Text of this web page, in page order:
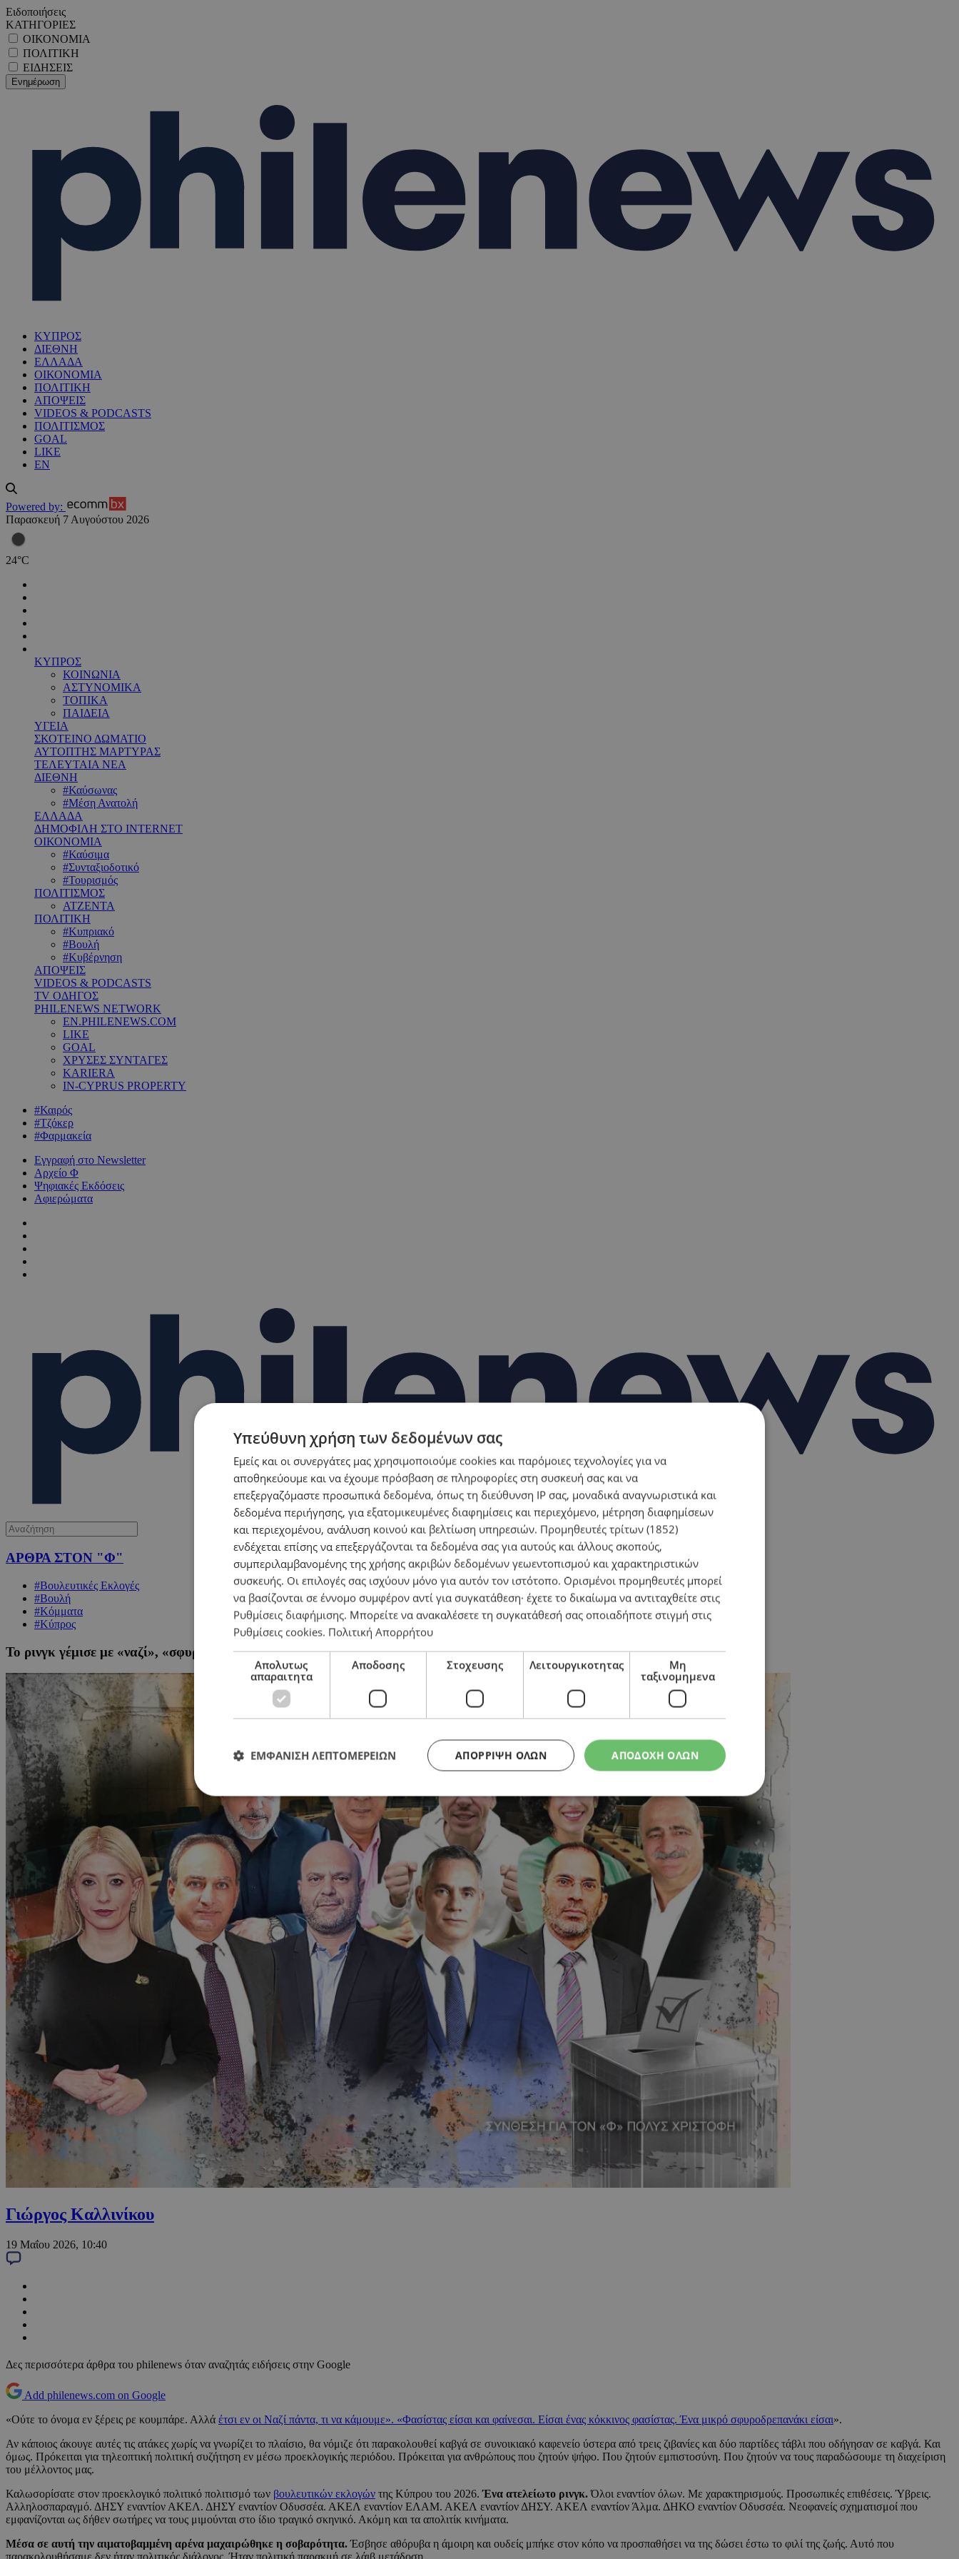
Ειδοποιήσεις
ΚΑΤΗΓΟΡΙΕΣ
ΟΙΚΟΝΟΜΙΑ
ΠΟΛΙΤΙΚΗ
ΕΙΔΗΣΕΙΣ
ΚΥΠΡΟΣ
ΔΙΕΘΝΗ
ΕΛΛΑΔΑ
ΟΙΚΟΝΟΜΙΑ
ΠΟΛΙΤΙΚΗ
ΑΠΟΨΕΙΣ
VIDEOS & PODCASTS
ΠΟΛΙΤΙΣΜΟΣ
GOAL
LIKE
EN
Powered by:
Παρασκευή 7 Αυγούστου 2026
24°C
ΚΥΠΡΟΣ
ΚΟΙΝΩΝΙΑ
ΑΣΤΥΝΟΜΙΚΑ
ΤΟΠΙΚΑ
ΠΑΙΔΕΙΑ
ΥΓΕΙΑ
ΣΚΟΤΕΙΝΟ ΔΩΜΑΤΙΟ
ΑΥΤΟΠΤΗΣ ΜΑΡΤΥΡΑΣ
ΤΕΛΕΥΤΑΙΑ ΝΕΑ
ΔΙΕΘΝΗ
#Καύσωνας
#Μέση Ανατολή
ΕΛΛΑΔΑ
ΔΗΜΟΦΙΛΗ ΣΤΟ INTERNET
ΟΙΚΟΝΟΜΙΑ
#Καύσιμα
#Συνταξιοδοτικό
#Τουρισμός
ΠΟΛΙΤΙΣΜΟΣ
ΑΤΖΕΝΤΑ
ΠΟΛΙΤΙΚΗ
#Κυπριακό
#Βουλή
#Κυβέρνηση
ΑΠΟΨΕΙΣ
VIDEOS & PODCASTS
TV ΟΔΗΓΟΣ
PHILENEWS NETWORK
EN.PHILENEWS.COM
LIKE
GOAL
ΧΡΥΣΕΣ ΣΥΝΤΑΓΕΣ
KARIERA
IN-CYPRUS PROPERTY
#Καιρός
#Τζόκερ
#Φαρμακεία
Εγγραφή στο Newsletter
Αρχείο Φ
Ψηφιακές Εκδόσεις
Αφιερώματα
ΑΡΘΡΑ ΣΤΟΝ "Φ"
#Βουλευτικές Εκλογές
#Βουλή
#Κόμματα
#Κύπρος
Το ρινγκ γέμισε με «ναζί», «σφυροδρεπανάκια» και τοξικούς, η Κύπρος όμως αιμορραγεί
Γιώργος Καλλινίκου
19 Μαΐου 2026, 10:40
Δες περισσότερα άρθρα του philenews όταν αναζητάς ειδήσεις στην Google
Add philenews.com on Google
«Ούτε το όνομα εν ξέρεις ρε κουμπάρε. Αλλά έτσι εν οι Ναζί πάντα, τι να κάμουμε». «Φασίστας είσαι και φαίνεσαι. Είσαι ένας κόκκινος φασίστας. Ένα μικρό σφυροδρεπανάκι είσαι».
Αν κάποιος άκουγε αυτές τις ατάκες χωρίς να γνωρίζει το πλαίσιο, θα νόμιζε ότι παρακολουθεί καβγά σε συνοικιακό καφενείο ύστερα από τρεις ζιβανίες και δύο παρτίδες τάβλι που οδήγησαν σε καβγά. Και
όμως. Πρόκειται για τηλεοπτική πολιτική συζήτηση εν μέσω προεκλογικής περιόδου. Πρόκειται για ανθρώπους που ζητούν ψήφο. Που ζητούν εμπιστοσύνη. Που ζητούν να τους παραδώσουμε τη διαχείριση
του μέλλοντος μας.
Καλωσορίσατε στον προεκλογικό πολιτικό πολιτισμό των βουλευτικών εκλογών της Κύπρου του 2026.Ένα ατελείωτο ρινγκ.Όλοι εναντίον όλων. Με χαρακτηρισμούς. Προσωπικές επιθέσεις. Ύβρεις.
Αλληλοσπαραγμό. ΔΗΣΥ εναντίον ΑΚΕΛ. ΔΗΣΥ εναντίον Οδυσσέα. ΑΚΕΛ εναντίον ΕΛΑΜ. ΑΚΕΛ εναντίον ΔΗΣΥ. ΑΚΕΛ εναντίον Άλμα. ΔΗΚΟ εναντίον Οδυσσέα. Νεοφανείς σχηματισμοί που
εμφανίζονται ως δήθεν σωτήρες να τους μιμούνται στο ίδιο τραγικό σκηνικό. Ακόμη και τα απολιτίκ κινήματα.
Μέσα σε αυτή την αιματοβαμμένη αρένα μαχαιρώθηκε η σοβαρότητα.Έσβησε αθόρυβα η άμοιρη και ουδείς μπήκε στον κόπο να προσπαθήσει να της δώσει έστω το φιλί της ζωής. Αυτό που
Υπεύθυνη χρήση των δεδομένων σας
Εμείς και οι συνεργάτες μας χρησιμοποιούμε cookies και παρόμοιες τεχνολογίες για να
αποθηκεύουμε και να έχουμε πρόσβαση σε πληροφορίες στη συσκευή σας και να
επεξεργαζόμαστε προσωπικά δεδομένα, όπως τη διεύθυνση IP σας, μοναδικά αναγνωριστικά και
δεδομένα περιήγησης, για εξατομικευμένες διαφημίσεις και περιεχόμενο, μέτρηση διαφημίσεων
και περιεχομένου, ανάλυση κοινού και βελτίωση υπηρεσιών. Προμηθευτές τρίτων (1852)
ενδέχεται επίσης να επεξεργάζονται τα δεδομένα σας για αυτούς και άλλους σκοπούς,
συμπεριλαμβανομένης της χρήσης ακριβών δεδομένων γεωεντοπισμού και χαρακτηριστικών
συσκευής. Οι επιλογές σας ισχύουν μόνο για αυτόν τον ιστότοπο. Ορισμένοι προμηθευτές μπορεί
να βασίζονται σε έννομο συμφέρον αντί για συγκατάθεση· έχετε το δικαίωμα να αντιταχθείτε στις
Ρυθμίσεις διαφήμισης. Μπορείτε να ανακαλέσετε τη συγκατάθεσή σας οποιαδήποτε στιγμή στις
Ρυθμίσεις cookies. Πολιτική Απορρήτου
Απολυτως
απαραιτητα
Αποδοσης Στοχευσης Λειτουργικοτητας
Μη
ταξινομημενα
ΑΠΟΔΟΧΗ ΟΛΩΝ
ΑΠΌΡΡΙΨΗ ΌΛΩΝ
ΕΜΦΑΝΙΣΗ ΛΕΠΤΟΜΕΡΕΙΩΝ